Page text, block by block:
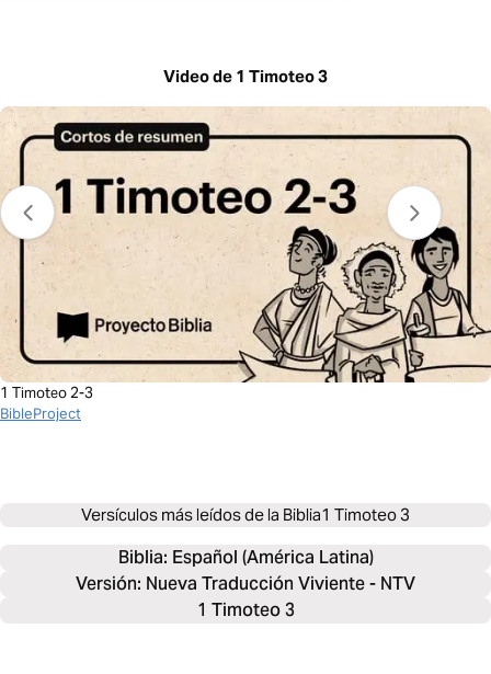
Video de 1 Timoteo 3
1 Timoteo 2-3
BibleProject
Versículos más leídos de la Biblia1 Timoteo 3
Biblia: Español (América Latina)
Versión: Nueva Traducción Viviente - NTV
1 Timoteo 3